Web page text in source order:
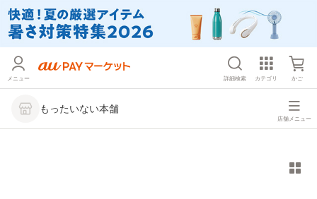
メニュー 詳細検索 カテゴリ かご
もったいない本舗
店舗メニュー